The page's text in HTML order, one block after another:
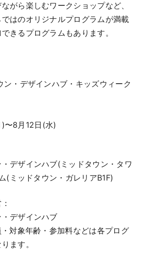
がら楽しむワークショップなど、
はのオリジナルプログラムが満載
きるプログラムもあります。
・デザインハブ・キッズウィーク
〜8月12日(水)
デザインハブ(ミッドタウン・タワ
(ミッドタウン・ガレリアB1F)
デザインハブ
対象年齢・参加料などは各プログ
ます。